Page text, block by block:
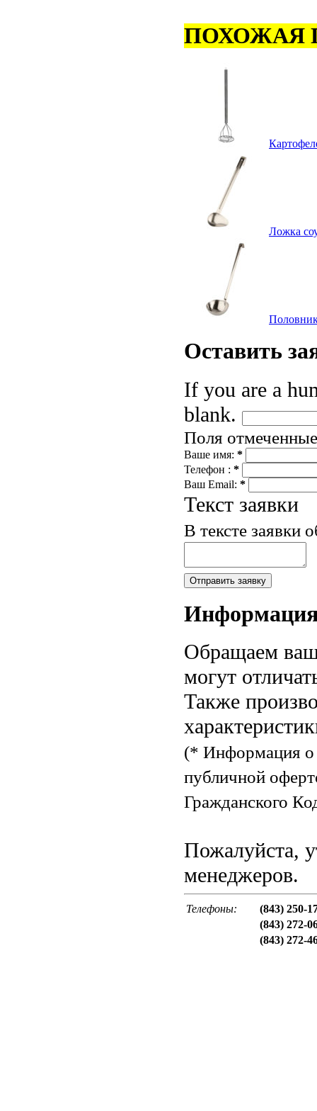
ПОХОЖАЯ
Ложка
Оставить
If you are a
blank.
Поля
Ваше имя: *
Телефон : *
Ваш Email: *
Текст заявки
В тексте заявки
Обращаем
могут
Также
(* Информация о
публичной
Гражданского
Пожалуйста,
менеджеров.
Телефоны:
(843) 250-
(843) 272-
(843) 272-